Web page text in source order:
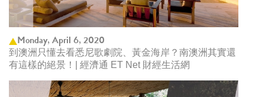
Monday, April 6, 2020
到澳洲只懂去看悉尼歌劇院、黃金海岸？南澳洲其實還
有這樣的絕景！| 經濟通 ET Net 財經生活網